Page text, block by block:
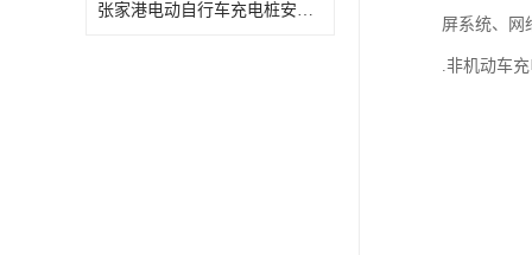
张家港电动自行车充电桩安装供货商
屏系统、网
.非机动车